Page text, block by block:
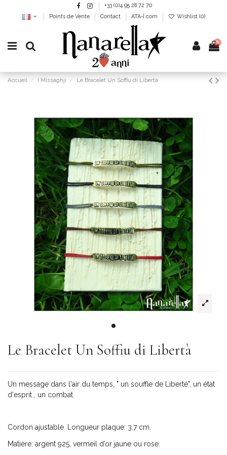
+33 (0)4 95 28 72 70
Points de Vente
Contact ATA-Ï.com Wishlist (0)
0
Accueil I Missaghji Le Bracelet Un Soffiu di Libertà
Le Bracelet Un Soffiu di Libertà
Un message dans l'air du temps, " un souffle de Liberté", un état
d'esprit , un combat.
Cordon ajustable. Longueur plaque: 3.7 cm.
Matière: argent 925, vermeil d’or jaune ou rose.